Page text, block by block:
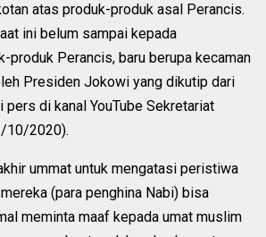
atas produk-produk asal Perancis.
ini belum sampai kepada
produk Perancis, baru berupa kecaman
Presiden Jokowi yang dikutip dari
pers di kanal YouTube Sekretariat
10/2020).
ummat untuk mengatasi peristiwa
(para penghina Nabi) bisa
meminta maaf kepada umat muslim